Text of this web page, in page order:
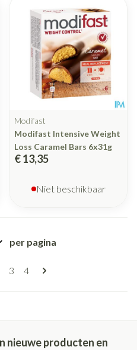
Modifast
Modifast Intensive Weight
Loss Caramel Bars 6x31g
€ 13,35
Niet beschikbaar
Pagina's
momenteel pagina
Pagina
3 Pagina
4
per pagina
nieuwe producten en